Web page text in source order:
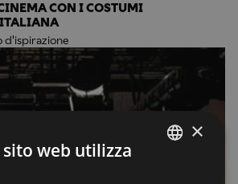
CON I COSTUMI
d'ispirazione
×
web utilizza